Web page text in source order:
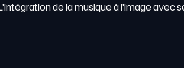
de la musique à l'image